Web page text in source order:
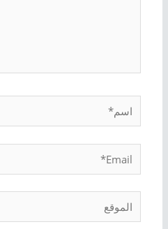
اسم*
Email*
الموقع